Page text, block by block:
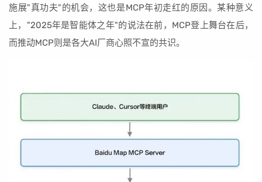
施展"真功夫"的机会，这也是MCP年初走红的原因。某种意义
上，"2025年是智能体之年"的说法在前，MCP登上舞台在后，
而推动MCP则是各大AI厂商心照不宣的共识。